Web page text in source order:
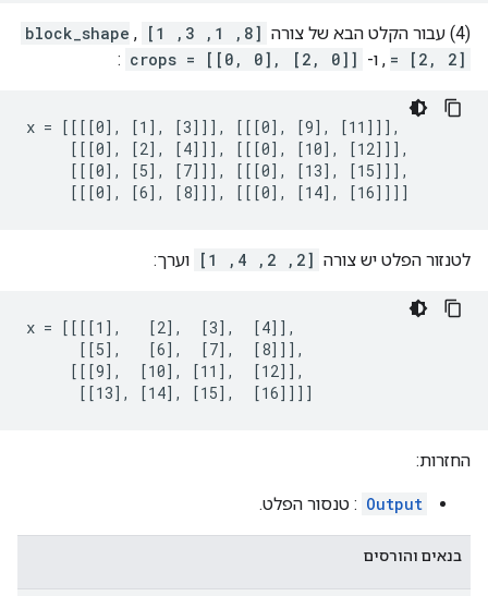
(4) עבור הקלט הבא של צורה [8, 1, 3, 1]
,
block_shape
= [2, 2] , ו- crops = [[0, 0], [2, 0]]
:
x = [[[[0], [1], [3]]], [[[0], [9], [11]]],
     [[[0], [2], [4]]], [[[0], [10], [12]]],
     [[[0], [5], [7]]], [[[0], [13], [15]]],
     [[[0], [6], [8]]], [[[0], [14], [16]]]]
לטנזור הפלט יש צורה [2, 2, 4, 1] וערך:
x = [[[[1],   [2],  [3],  [4]],
      [[5],   [6],  [7],  [8]]],
     [[[9],  [10], [11],  [12]],
      [[13], [14], [15],  [16]]]]
החזרות:
Output : טנסור הפלט.
בנאים והורסים